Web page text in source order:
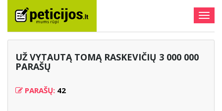
UŽ VYTAUTĄ TOMĄ RASKEVIČIŲ 3 000 000
PARAŠŲ
PARAŠŲ: 42